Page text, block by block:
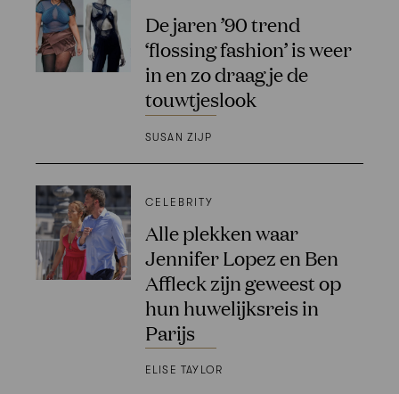
De jaren ’90 trend
‘flossing fashion’ is weer
in en zo draag je de
touwtjeslook
SUSAN ZIJP
CELEBRITY
Alle plekken waar
Jennifer Lopez en Ben
Affleck zijn geweest op
hun huwelijksreis in
Parijs
ELISE TAYLOR